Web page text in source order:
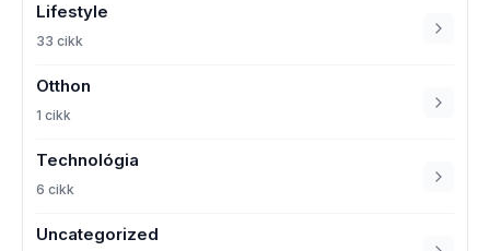
Lifestyle
33 cikk
Otthon
1 cikk
Technológia
6 cikk
Uncategorized